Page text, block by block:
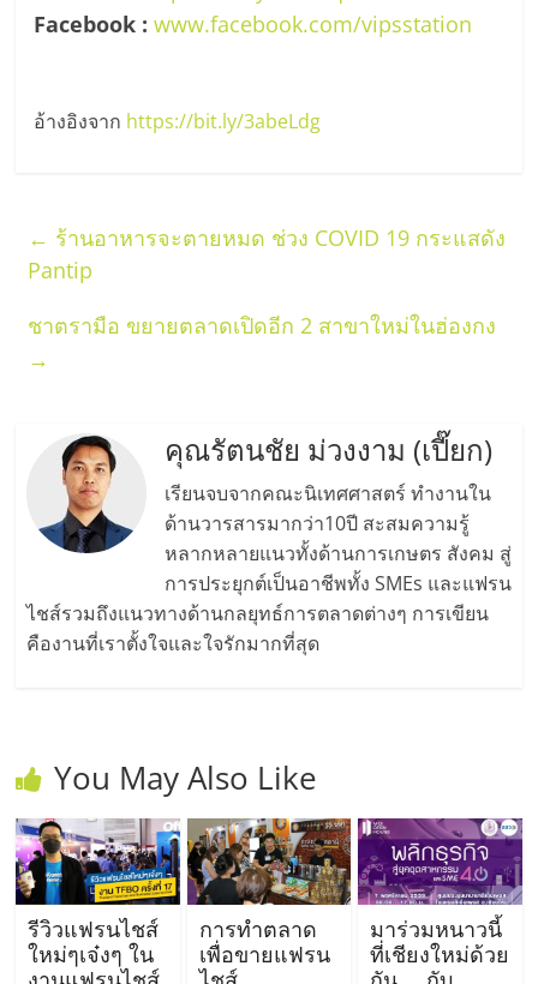
Facebook : www.facebook.com/vipsstation
อ้างอิงจาก https://bit.ly/3abeLdg
← ร้านอาหารจะตายหมด ช่วง COVID 19 กระแสดัง
Pantip
ชาตรามือ ขยายตลาดเปิดอีก 2 สาขาใหม่ในฮ่องกง
→
คุณรัตนชัย ม่วงงาม (เปี๊ยก)
เรียนจบจากคณะนิเทศศาสตร์ ทำงานใน
ด้านวารสารมากว่า10ปี สะสมความรู้
หลากหลายแนวทั้งด้านการเกษตร สังคม สู่
การประยุกต์เป็นอาชีพทั้ง SMEs และแฟรน
ไชส์รวมถึงแนวทางด้านกลยุทธ์การตลาดต่างๆ การเขียน
คืองานที่เราตั้งใจและใจรักมากที่สุด
You May Also Like
รีวิวแฟรนไชส์
ใหม่ๆเจ๋งๆ ใน
การทำตลาด
เพื่อขายแฟรน
มาร่วมหนาวนี้
ที่เชียงใหม่ด้วย